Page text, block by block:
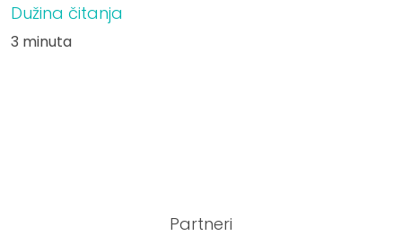
Dužina čitanja
3 minuta
Partneri